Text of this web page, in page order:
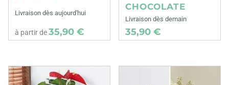
Livraison dès aujourd'hui
à partir de35,90 €
CHOCOLATE
Livraison dès demain
35,90 €